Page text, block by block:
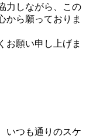
力しながら、この
から願っておりま
お願い申し上げま
いつも通りのスケ